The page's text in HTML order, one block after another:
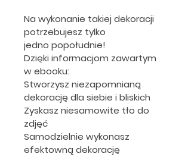
Na wykonanie takiej dekoracji
potrzebujesz tylko
jedno popołudnie!
Dzięki informacjom zawartym
w ebooku:
Stworzysz niezapomnianą
dekorację dla siebie i bliskich
Zyskasz niesamowite tło do
zdjęć
Samodzielnie wykonasz
efektowną dekorację